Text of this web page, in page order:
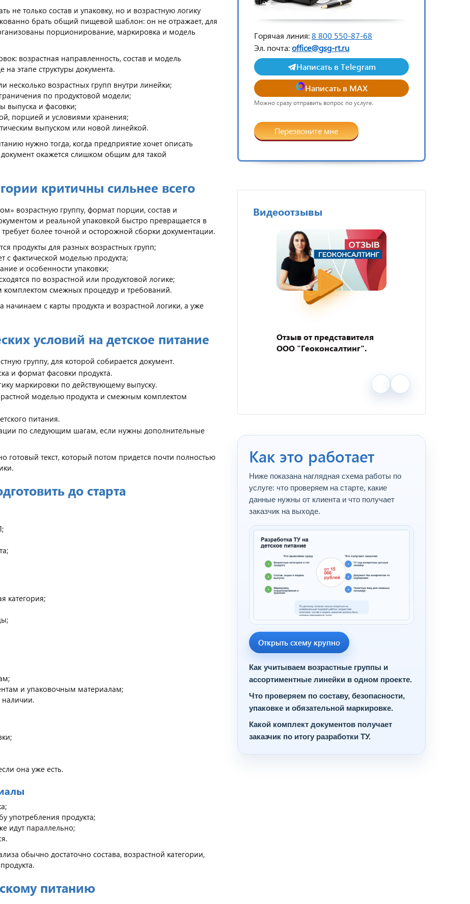
не только состав и упаковку, но и возрастную логику
брать общий пищевой шаблон: он не отражает, для
порционирование, маркировка и модель
возрастная направленность, состав и модель
этапе структуры документа.
несколько возрастных групп внутри линейки;
по продуктовой модели;
выпуска и фасовки;
порцией и условиями хранения;
выпуском или новой линейкой.
нужно тогда, когда предприятие хочет описать
окажется слишком общим для такой
критичны сильнее всего
возрастную группу, формат порции, состав и
и реальной упаковкой быстро превращается в
более точной и осторожной сборки документации.
продукты для разных возрастных групп;
с фактической моделью продукта;
и особенности упаковки;
по возрастной или продуктовой логике;
комплектом смежных процедур и требований.
с карты продукта и возрастной логики, а уже
условий на детское питание
группу, для которой собирается документ.
и формат фасовки продукта.
маркировки по действующему выпуску.
моделью продукта и смежным комплектом
питания.
по следующим шагам, если нужны дополнительные
готовый текст, который потом придется почти полностью
до старта
категория;
и упаковочным материалам;
она уже есть.
употребления продукта;
идут параллельно;
обычно достаточно состава, возрастной категории,
питанию
Горячая линия:8 800 550-87-68
Эл. почта:office@gsg-rt.ru
Написать в Telegram
Написать в MAX
Можно сразу отправить вопрос по услуге.
Перезвоните мне
Видеоотзывы
Отзыв от представителя
кафе "Весна".
Отзыв от представителя
ООО "Геоконсалтинг".
Как это работает
Ниже показана наглядная схема работы по
услуге: что проверяем на старте, какие
данные нужны от клиента и что получает
заказчик на выходе.
Открыть схему крупно
Как учитываем возрастные группы и
ассортиментные линейки в одном проекте.
Что проверяем по составу, безопасности,
упаковке и обязательной маркировке.
Какой комплект документов получает
заказчик по итогу разработки ТУ.